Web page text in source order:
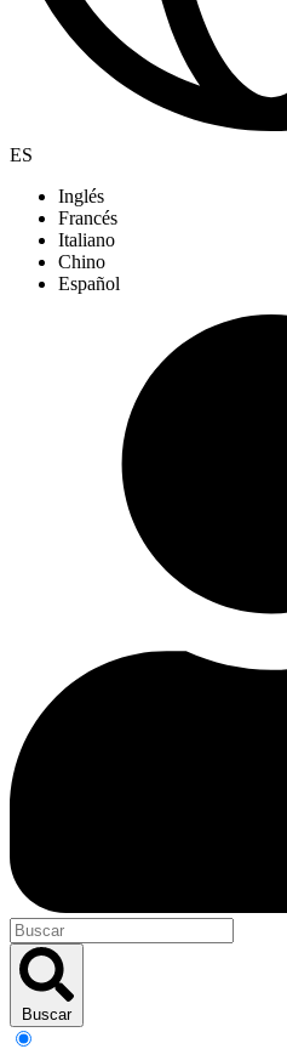
ES
Inglés
Francés
Italiano
Chino
Español
Buscar